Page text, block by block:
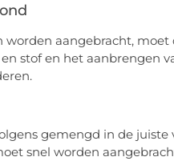
aangebracht,
stof en het aanbrengen
gemengd in de
snel worden